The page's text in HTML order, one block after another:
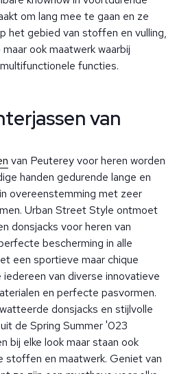
om lang mee te gaan en ze
het gebied van stoffen en vulling,
maar ook maatwerk waarbij
functies.
van
van Peuterey voor heren worden
handen gedurende lange en
overeenstemming met zeer
Urban Street Style ontmoet
donsjacks voor heren van
bescherming in alle
een sportieve maar chique
iedereen van diverse innovatieve
en perfecte pasvormen.
donsjacks en stijlvolle
de Spring Summer '023
bij elke look maar staan ook
stoffen en maatwerk. Geniet van